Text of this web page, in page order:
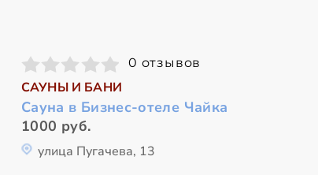
0 отзывов
САУНЫ И БАНИ
Сауна в Бизнес-отеле Чайка
1000 руб.
улица Пугачева, 13